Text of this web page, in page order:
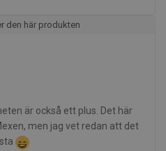
den här produkten
är också ett plus. Det här
men jag vet redan att det